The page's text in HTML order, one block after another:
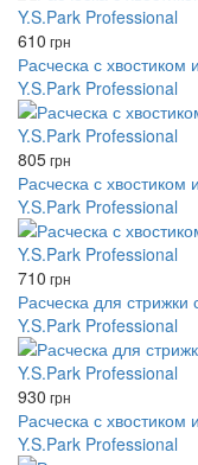
610 грн
Расческа с
Y.S.Park Professional
805грн
Расческа с
Y.S.Park Professional
710 грн
Расческа для
Y.S.Park Professional
930 грн
Расческа с
Y.S.Park Professional